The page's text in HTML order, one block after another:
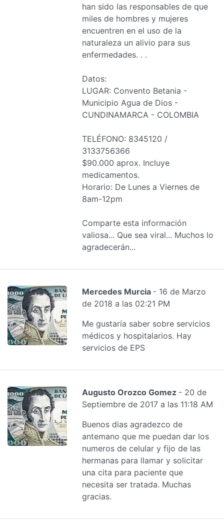
han sido las responsables de que
miles de hombres y mujeres
encuentren en el uso de la
naturaleza un alivio para sus
enfermedades. . .
Datos:
LUGAR: Convento Betania -
Municipio Agua de Dios -
CUNDINAMARCA - COLOMBIA
TELÉFONO: 8345120 /
3133756366
$90.000 aprox. Incluye
medicamentos.
Horario: De Lunes a Viernes de
8am-12pm
Comparte esta información
valiosa... Que sea viral... Muchos lo
agradecerán...
Mercedes Murcia - 16 de Marzo
de 2018 a las 02:21 PM
Me gustaría saber sobre servicios
médicos y hospitalarios. Hay
servicios de EPS
Augusto Orozco Gomez - 20 de
Septiembre de 2017 a las 11:18 AM
Buenos dias agradezco de
antemano que me puedan dar los
numeros de celular y fijo de las
hermanas para llamar y solicitar
una cita para paciente que
necesita ser tratada. Muchas
gracias.